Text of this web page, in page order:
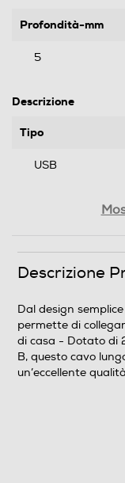
Profondità-mm
5
Descrizione
Tipo
USB
Descrizione
Connettori:
Descrizione
Dal design
permette di
di casa - Dotato di
B, questo cavo
un’eccellente